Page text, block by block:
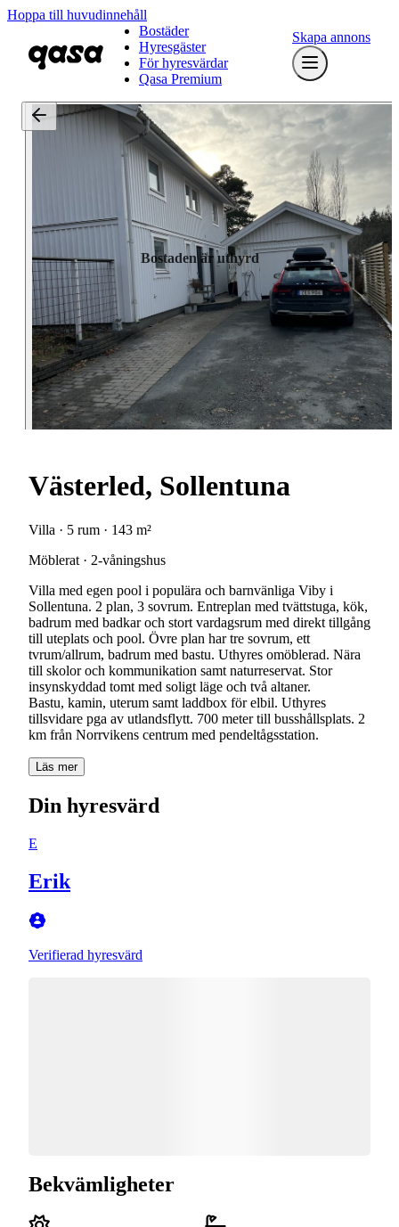
Hoppa till huvudinnehåll
Bostäder
Hyresgäster
För hyresvärdar
Qasa Premium
Skapa annons
Bostaden är uthyrd
Västerled, Sollentuna
Villa · 5 rum · 143 m²
Möblerat · 2-våningshus
Villa med egen pool i populära och barnvänliga Viby i
Sollentuna. 2 plan, 3 sovrum. Entreplan med tvättstuga, kök,
badrum med badkar och stort vardagsrum med direkt tillgång
till uteplats och pool. Övre plan har tre sovrum, ett
tvrum/allrum, badrum med bastu. Uthyres omöblerad. Nära
till skolor och kommunikation samt naturreservat. Stor
insynskyddad tomt med soligt läge och två altaner.
Bastu, kamin, uterum samt laddbox för elbil. Uthyres
tillsvidare pga av utlandsflytt. 700 meter till busshållsplats. 2
km från Norrvikens centrum med pendeltågsstation.
Läs mer
Din hyresvärd
E
Erik
Verifierad hyresvärd
Bekvämligheter